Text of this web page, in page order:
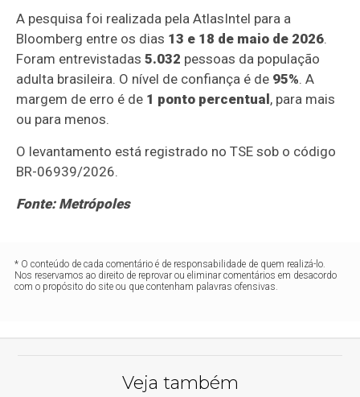
A pesquisa foi realizada pela AtlasIntel para a
Bloomberg entre os dias 13 e 18 de maio de 2026.
Foram entrevistadas5.032 pessoas da população
adulta brasileira. O nível de confiança é de 95%. A
margem de erro é de 1 ponto percentual , para mais
ou para menos.
O levantamento está registrado no TSE sob o código
BR-06939/2026.
Fonte: Metrópoles
* O conteúdo de cada comentário é de responsabilidade de quem realizá-lo.
Nos reservamos ao direito de reprovar ou eliminar comentários em desacordo
com o propósito do site ou que contenham palavras ofensivas.
Veja também